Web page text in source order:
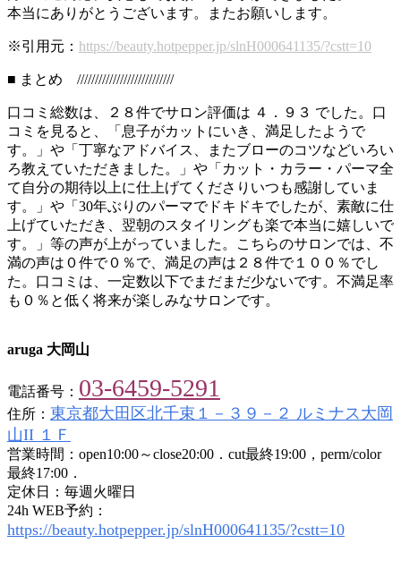
本当にありがとうございます。またお願いします。
※引用元： https://beauty.hotpepper.jp/slnH000641135/?cstt=10
■ まとめ ///////////////////////////
口コミ総数は、２８件でサロン評価は ４．９３ でした。口
コミを見ると、「息子がカットにいき、満足したようで
す。」や「丁寧なアドバイス、またブローのコツなどいろい
ろ教えていただきました。」や「カット・カラー・パーマ全
て自分の期待以上に仕上げてくださりいつも感謝していま
す。」や「30年ぶりのパーマでドキドキでしたが、素敵に仕
上げていただき、翌朝のスタイリングも楽で本当に嬉しいで
す。」等の声が上がっていました。こちらのサロンでは、不
満の声は０件で０％で、満足の声は２８件で１００％でし
た。口コミは、一定数以下でまだまだ少ないです。不満足率
も０％と低く将来が楽しみなサロンです。
aruga 大岡山
電話番号： 03-6459-5291
住所： 東京都大田区北千束１－３９－２ ルミナス大岡
山II １Ｆ
営業時間：open10:00～close20:00．cut最終19:00，perm/color
最終17:00．
定休日：毎週火曜日
24h WEB予約：
https://beauty.hotpepper.jp/slnH000641135/?cstt=10